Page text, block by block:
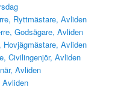
Ryttmästare, Avliden
Godsägare, Avliden
Hovjägmästare, Avliden
Civilingenjör, Avliden
Avliden
Avliden